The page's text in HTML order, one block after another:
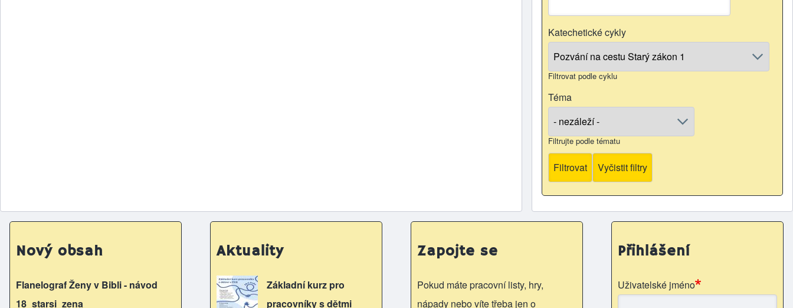
Katechetické cykly
Filtrovat podle cyklu
Téma
Filtrujte podle tématu
Nový obsah
Flanelograf Ženy v Bibli - návod
18_starsi_zena
Aktuality
Základní kurz pro
pracovníky s dětmi
Zapojte se
Pokud máte pracovní listy, hry,
nápady nebo víte třeba jen o
Přihlášení
Uživatelské jméno